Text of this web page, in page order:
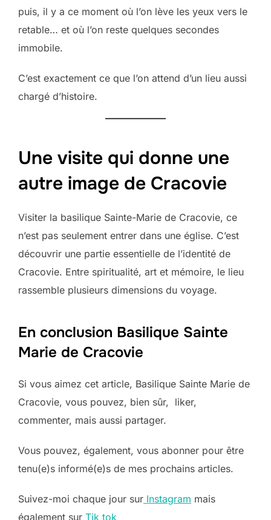
puis, il y a ce moment où l’on lève les yeux vers le
retable… et où l’on reste quelques secondes
immobile.
C’est exactement ce que l’on attend d’un lieu aussi
chargé d’histoire.
Une visite qui donne une
autre image de Cracovie
Visiter la basilique Sainte-Marie de Cracovie, ce
n’est pas seulement entrer dans une église. C’est
découvrir une partie essentielle de l’identité de
Cracovie. Entre spiritualité, art et mémoire, le lieu
rassemble plusieurs dimensions du voyage.
En conclusion Basilique Sainte
Marie de Cracovie
Si vous aimez cet article, Basilique Sainte Marie de
Cracovie, vous pouvez, bien sûr, liker,
commenter, mais aussi partager.
Vous pouvez, également, vous abonner pour être
tenu(e)s informé(e)s de mes prochains articles.
Suivez-moi chaque jour sur Instagram mais
également sur Tik tok